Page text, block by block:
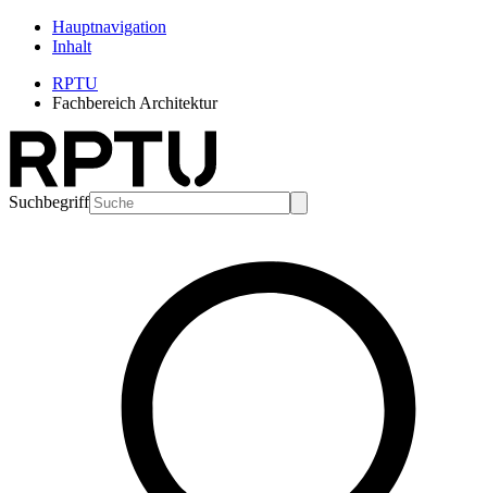
Hauptnavigation
Inhalt
RPTU
Fachbereich Architektur
Suchbegriff